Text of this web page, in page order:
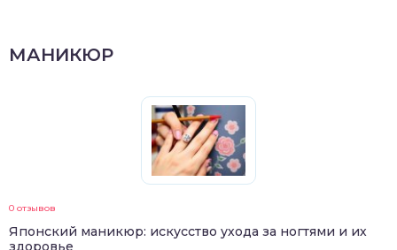
МАНИКЮР
0 отзывов
Японский маникюр: искусство ухода за ногтями и их
здоровье